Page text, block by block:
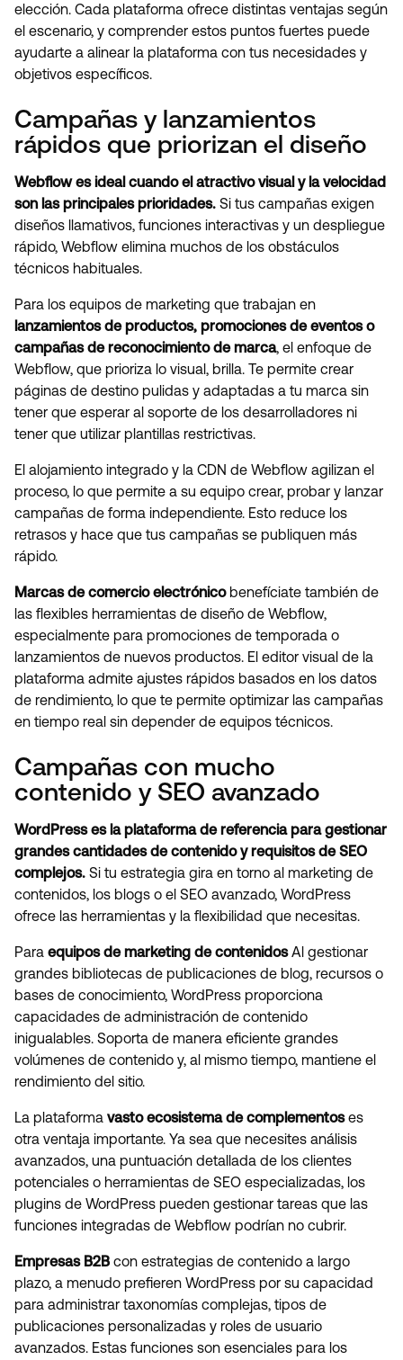
elección. Cada plataforma ofrece distintas ventajas según
el escenario, y comprender estos puntos fuertes puede
ayudarte a alinear la plataforma con tus necesidades y
objetivos específicos.
Campañas y lanzamientos
rápidos que priorizan el diseño
Webflow es ideal cuando el atractivo visual y la velocidad
son las principales prioridades. Si tus campañas exigen
diseños llamativos, funciones interactivas y un despliegue
rápido, Webflow elimina muchos de los obstáculos
técnicos habituales.
Para los equipos de marketing que trabajan en
lanzamientos de productos, promociones de eventos o
campañas de reconocimiento de marca, el enfoque de
Webflow, que prioriza lo visual, brilla. Te permite crear
páginas de destino pulidas y adaptadas a tu marca sin
tener que esperar al soporte de los desarrolladores ni
tener que utilizar plantillas restrictivas.
El alojamiento integrado y la CDN de Webflow agilizan el
proceso, lo que permite a su equipo crear, probar y lanzar
campañas de forma independiente. Esto reduce los
retrasos y hace que tus campañas se publiquen más
rápido.
Marcas de comercio electrónicobenefíciate también de
las flexibles herramientas de diseño de Webflow,
especialmente para promociones de temporada o
lanzamientos de nuevos productos. El editor visual de la
plataforma admite ajustes rápidos basados en los datos
de rendimiento, lo que te permite optimizar las campañas
en tiempo real sin depender de equipos técnicos.
Campañas con mucho
contenido y SEO avanzado
WordPress es la plataforma de referencia para gestionar
grandes cantidades de contenido y requisitos de SEO
complejos. Si tu estrategia gira en torno al marketing de
contenidos, los blogs o el SEO avanzado, WordPress
ofrece las herramientas y la flexibilidad que necesitas.
Para equipos de marketing de contenidosAl gestionar
grandes bibliotecas de publicaciones de blog, recursos o
bases de conocimiento, WordPress proporciona
capacidades de administración de contenido
inigualables. Soporta de manera eficiente grandes
volúmenes de contenido y, al mismo tiempo, mantiene el
rendimiento del sitio.
La plataforma vasto ecosistema de complementoses
otra ventaja importante. Ya sea que necesites análisis
avanzados, una puntuación detallada de los clientes
potenciales o herramientas de SEO especializadas, los
plugins de WordPress pueden gestionar tareas que las
funciones integradas de Webflow podrían no cubrir.
Empresas B2B con estrategias de contenido a largo
plazo, a menudo prefieren WordPress por su capacidad
para administrar taxonomías complejas, tipos de
publicaciones personalizadas y roles de usuario
avanzados. Estas funciones son esenciales para los